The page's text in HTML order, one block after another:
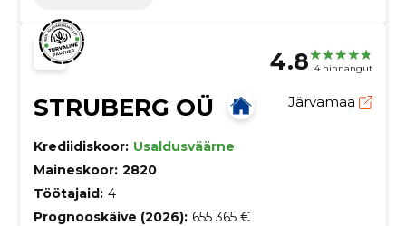
4.8 4 hinnangut
STRUBERG OÜ Järvamaa
Krediidiskoor: Usaldusväärne
Maineskoor: 2820
Töötajaid: 4
Prognooskäive (2026): 655 365 €